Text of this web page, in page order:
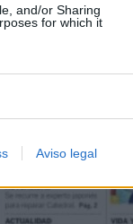
and/or Sharing
for which it
Aviso legal